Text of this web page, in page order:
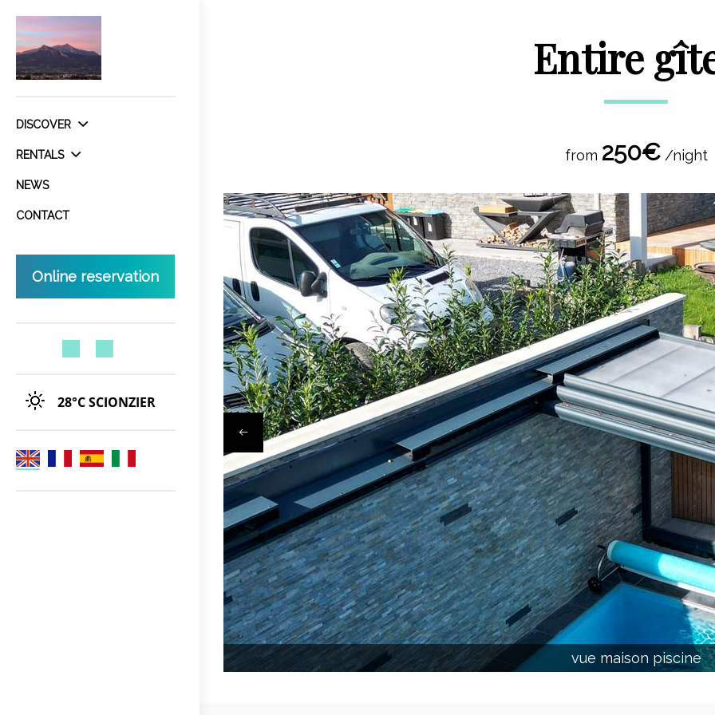
DISCOVER
RENTALS
NEWS
CONTACT
Online reservation
28°CSCIONZIER
Entire
from 250€/night
vue maison piscine